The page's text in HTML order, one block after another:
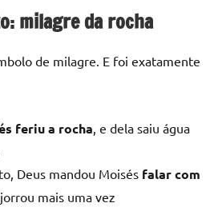
milagre da rocha
de milagre. E foi exatamente
feriu a rocha, e dela saiu água
Deus mandou Moisés falar com
mais uma vez